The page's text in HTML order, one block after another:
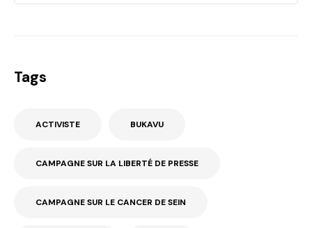
Tags
ACTIVISTE BUKAVU
CAMPAGNE SUR LA LIBERTÉ DE PRESSE
CAMPAGNE SUR LE CANCER DE SEIN